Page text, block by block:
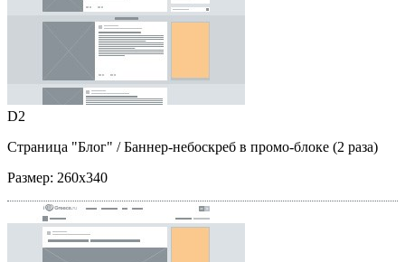
D2
Страница "Блог" / Баннер-небоскреб в промо-блоке (2 раза)
Размер: 260x340